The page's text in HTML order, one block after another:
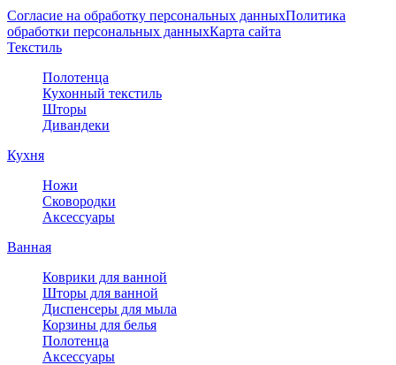
Согласие на обработку персональных данныхПолитика
обработки персональных данныхКарта сайта
Текстиль
Полотенца
Кухонный текстиль
Шторы
Дивандеки
Кухня
Ножи
Сковородки
Аксессуары
Ванная
Коврики для ванной
Шторы для ванной
Диспенсеры для мыла
Корзины для белья
Полотенца
Аксессуары